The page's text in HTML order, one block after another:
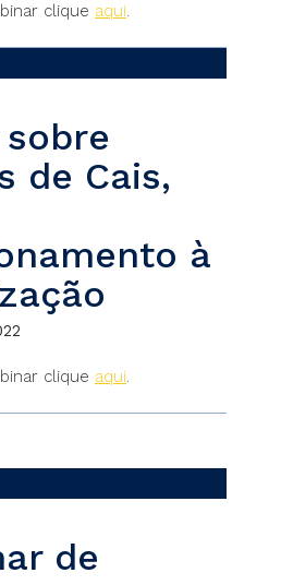
clique aqui.
de Cais,
à
clique aqui.
de